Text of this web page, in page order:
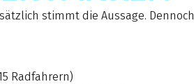
stimmt die Aussage. Dennoch
Radfahrern)